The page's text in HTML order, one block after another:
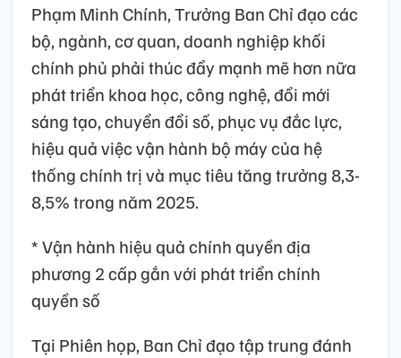
Phạm Minh Chính, Trưởng Ban Chỉ đạo các
bộ, ngành, cơ quan, doanh nghiệp khối
chính phủ phải thúc đẩy mạnh mẽ hơn nữa
phát triển khoa học, công nghệ, đổi mới
sáng tạo, chuyển đổi số, phục vụ đắc lực,
hiệu quả việc vận hành bộ máy của hệ
thống chính trị và mục tiêu tăng trưởng 8,3-
8,5% trong năm 2025.
* Vận hành hiệu quả chính quyền địa
phương 2 cấp gắn với phát triển chính
quyền số
Tại Phiên họp, Ban Chỉ đạo tập trung đánh